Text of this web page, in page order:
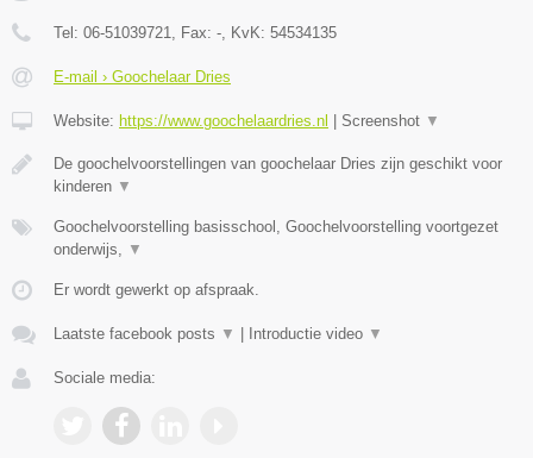
Tel: 06-51039721, Fax: -, KvK: 54534135
E-mail › Goochelaar Dries
Website: https://www.goochelaardries.nl Screenshot ▼
De goochelvoorstellingen van goochelaar Dries zijn geschikt voor
kinderen ▼
Goochelvoorstelling basisschool, Goochelvoorstelling voortgezet
onderwijs, ▼
Er wordt gewerkt op afspraak.
Laatste facebook posts ▼ Introductie video ▼
Sociale media: